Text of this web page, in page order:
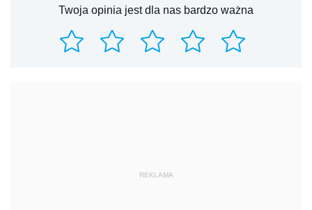
Twoja opinia jest dla nas bardzo ważna
REKLAMA